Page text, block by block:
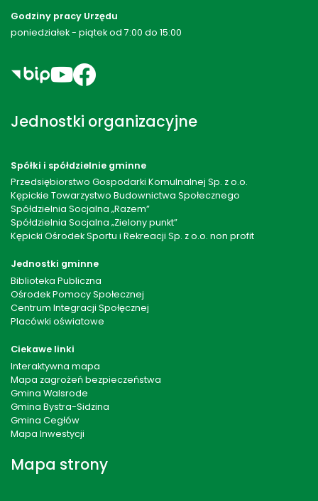
Godziny pracy Urzędu
poniedziałek - piątek od 7:00 do 15:00
Jednostki organizacyjne
Spółki i spółdzielnie gminne
Przedsiębiorstwo Gospodarki Komulnalnej Sp. z o.o.
Kępickie Towarzystwo Budownictwa Społecznego
Spółdzielnia Socjalna „Razem”
Spółdzielnia Socjalna „Zielony punkt”
Kępicki Ośrodek Sportu i Rekreacji Sp. z o.o. non profit
Jednostki gminne
Biblioteka Publiczna
Ośrodek Pomocy Społecznej
Centrum Integracji Społęcznej
Placówki oświatowe
Ciekawe linki
Interaktywna mapa
Mapa zagrożeń bezpieczeństwa
Gmina Walsrode
Gmina Bystra-Sidzina
Gmina Cegłów
Mapa Inwestycji
Mapa strony